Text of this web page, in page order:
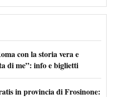
con la storia vera e
di me”: info e biglietti
in provincia di Frosinone: